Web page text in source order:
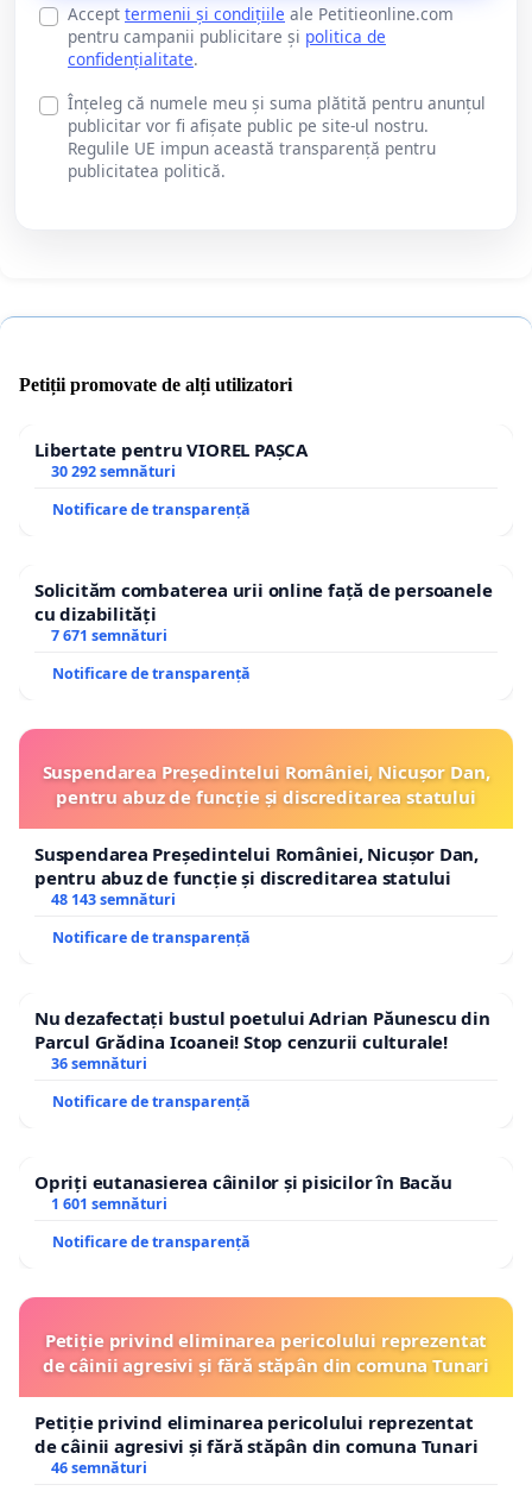
Accept termenii și condițiile ale Petitieonline.com
pentru campanii publicitare și politica de
confidențialitate.
Înțeleg că numele meu și suma plătită pentru anunțul
publicitar vor fi afișate public pe site-ul nostru.
Regulile UE impun această transparență pentru
publicitatea politică.
Petiții promovate de alți utilizatori
Libertate pentru VIOREL PAȘCA
30 292 semnături
Notificare de transparență
Solicităm combaterea urii online față de persoanele
cu dizabilități
7 671 semnături
Notificare de transparență
Suspendarea Președintelui României, Nicușor Dan,
pentru abuz de funcție și discreditarea statului
Suspendarea Președintelui României, Nicușor Dan,
pentru abuz de funcție și discreditarea statului
48 143 semnături
Notificare de transparență
Nu dezafectați bustul poetului Adrian Păunescu din
Parcul Grădina Icoanei! Stop cenzurii culturale!
36 semnături
Notificare de transparență
Opriți eutanasierea câinilor și pisicilor în Bacău
1 601 semnături
Notificare de transparență
Petiție privind eliminarea pericolului reprezentat
de câinii agresivi și fără stăpân din comuna Tunari
Petiție privind eliminarea pericolului reprezentat
de câinii agresivi și fără stăpân din comuna Tunari
46 semnături